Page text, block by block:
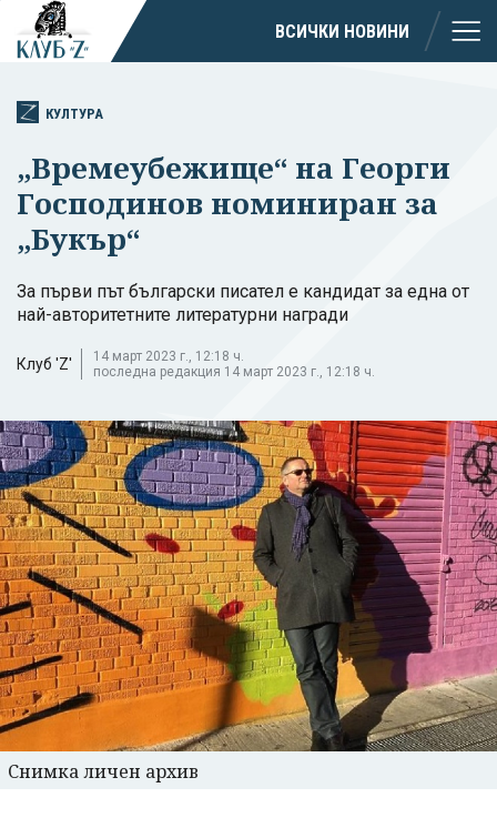
ВСИЧКИ НОВИНИ
КУЛТУРА
„Времеубежище“ на Георги
Господинов номиниран за
„Букър“
За първи път български писател е кандидат за една от
най-авторитетните литературни награди
Клуб 'Z'
14 март 2023 г., 12:18 ч.
последна редакция 14 март 2023 г., 12:18 ч.
Снимка личен архив